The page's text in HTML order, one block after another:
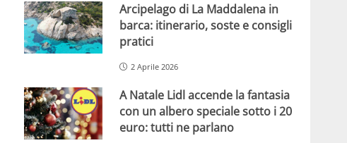
Arcipelago di La Maddalena in
barca: itinerario, soste e consigli
pratici
2 Aprile 2026
A Natale Lidl accende la fantasia
con un albero speciale sotto i 20
euro: tutti ne parlano